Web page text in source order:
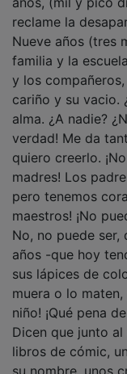
reclame la
Nueve años (tres
familia y la
y los
cariño y su vacio.
alma. ¿A nadie?
verdad! Me da
quiero creerlo.
madres! Los
pero tenemos
maestros! ¡No
No, no puede ser,
años -que hoy
sus lápices de
muera o lo maten,
niño! ¡Qué pena
Dicen que junto
libros de cómic,
su nombre, unos